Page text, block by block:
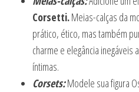
Corsetti.Meias-calças da
prático, ético, mas também
charme e elegância
íntimas.
Corsets:Modele sua figura